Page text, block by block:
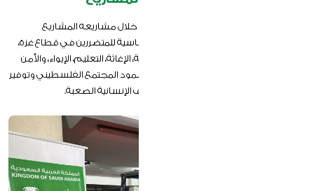
يسعى المركز السعودي للثقافة والتراث من خلال مشاريعه المشاريع
الإنسانية والخدمية إلى تلبية الاحتياجات الأساسية للمتضررين في قطاع غزة،
من خلال تنفيذ مبادرات متنوعة تشمل الصحة، الإغاثة، التعليم، الإيواء، والأمن
الغذائي. وتهدف هذه المشاريع إلى تعزيز صمود المجتمع الفلسطيني وتوفير
استجابات نوعية ومستدامة في ظل الظروف الإنسانية الصعبة.